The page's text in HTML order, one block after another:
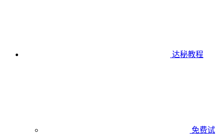
达秘教程
免费试